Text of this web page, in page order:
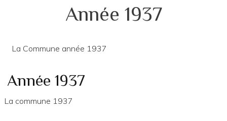
Année 1937
La Commune année 1937
Année 1937
La commune 1937